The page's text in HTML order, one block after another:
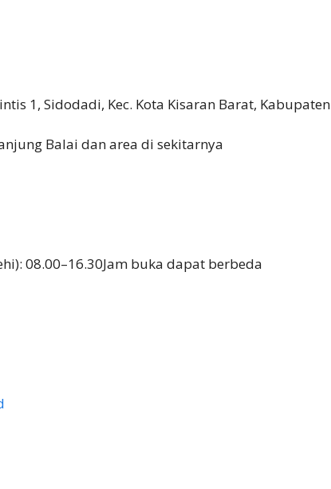
1, Sidodadi, Kec. Kota Kisaran Barat, Kabupaten
Balai dan area di sekitarnya
08.00–16.30Jam buka dapat berbeda